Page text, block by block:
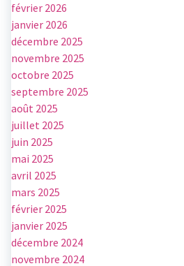
février 2026
janvier 2026
décembre 2025
novembre 2025
octobre 2025
septembre 2025
août 2025
juillet 2025
juin 2025
mai 2025
avril 2025
mars 2025
février 2025
janvier 2025
décembre 2024
novembre 2024